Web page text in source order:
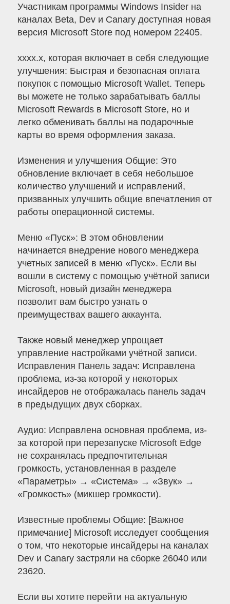
Участникам программы Windows Insider на
каналах Beta, Dev и Canary доступная новая
версия Microsoft Store под номером 22405.
xxxx.x, которая включает в себя следующие
улучшения: Быстрая и безопасная оплата
покупок с помощью Microsoft Wallet. Теперь
вы можете не только зарабатывать баллы
Microsoft Rewards в Microsoft Store, но и
легко обменивать баллы на подарочные
карты во время оформления заказа.
Изменения и улучшения Общие: Это
обновление включает в себя небольшое
количество улучшений и исправлений,
призванных улучшить общие впечатления от
работы операционной системы.
Меню «Пуск»: В этом обновлении
начинается внедрение нового менеджера
учетных записей в меню «Пуск». Если вы
вошли в систему с помощью учётной записи
Microsoft, новый дизайн менеджера
позволит вам быстро узнать о
преимуществах вашего аккаунта.
Также новый менеджер упрощает
управление настройками учётной записи.
Исправления Панель задач: Исправлена
проблема, из-за которой у некоторых
инсайдеров не отображалась панель задач
в предыдущих двух сборках.
Аудио: Исправлена основная проблема, из-
за которой при перезапуске Microsoft Edge
не сохранялась предпочтительная
громкость, установленная в разделе
«Параметры» → «Система» → «Звук» →
«Громкость» (микшер громкости).
Известные проблемы Общие: [Важное
примечание] Microsoft исследует сообщения
о том, что некоторые инсайдеры на каналах
Dev и Canary застряли на сборке 26040 или
23620.
Если вы хотите перейти на актуальную